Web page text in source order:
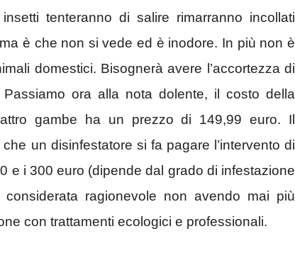
tenteranno di salire rimarranno incollati
è che non si vede ed è inodore. In più non è
domestici. Bisognerà avere l’accortezza di
ora alla nota dolente, il costo della
gambe ha un prezzo di 149,99 euro. Il
un disinfestatore si fa pagare l’intervento di
e i 300 euro (dipende dal grado di infestazione
ragionevole non avendo mai più
con trattamenti ecologici e professionali.